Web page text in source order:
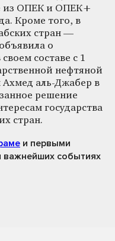
из ОПЕК и ОПЕК+
Кроме того, в
стран —
о
составе с 1
нефтяной
Ахмед аль-Джабер в
решение
государства
стран.
и первыми
важнейших событиях